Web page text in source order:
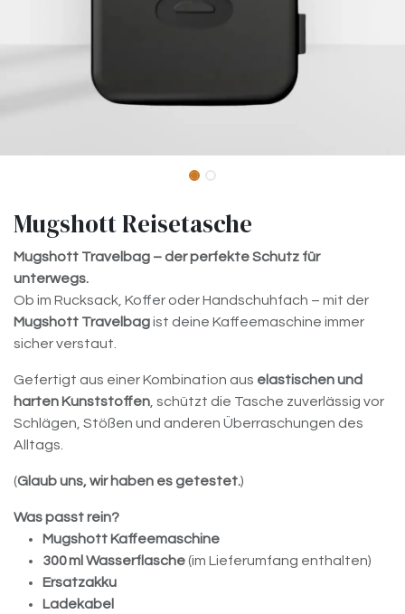
Mugshott Reisetasche
Mugshott Travelbag – der perfekte Schutz für
unterwegs.
Ob im Rucksack, Koffer oder Handschuhfach – mit der
Mugshott Travelbagist deine Kaffeemaschine immer
sicher verstaut.
Gefertigt aus einer Kombination aus elastischen und
harten Kunststoffen, schützt die Tasche zuverlässig vor
Schlägen, Stößen und anderen Überraschungen des
Alltags.
(Glaub uns, wir haben es getestet.)
Was passt rein?
Mugshott Kaffeemaschine
300 ml Wasserflasche(im Lieferumfang enthalten)
Ersatzakku
Ladekabel